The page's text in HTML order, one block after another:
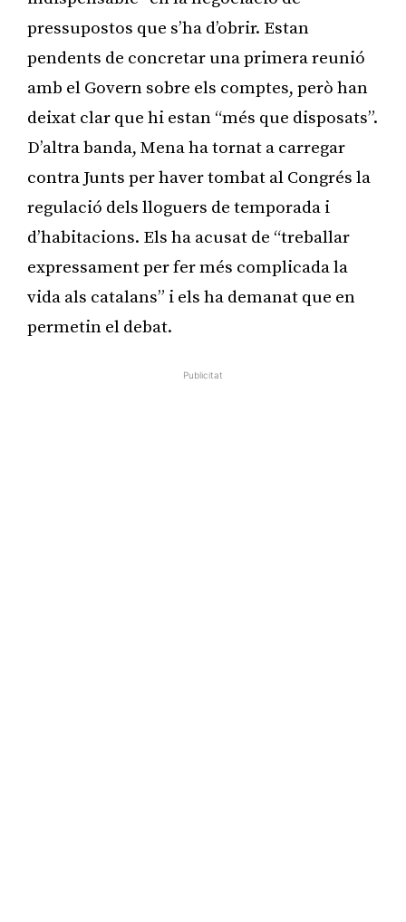
pressupostos que s’ha d’obrir. Estan
pendents de concretar una primera reunió
amb el Govern sobre els comptes, però han
deixat clar que hi estan “més que disposats”.
D’altra banda, Mena ha tornat a carregar
contra Junts per haver tombat al Congrés la
regulació dels lloguers de temporada i
d’habitacions. Els ha acusat de “treballar
expressament per fer més complicada la
vida als catalans” i els ha demanat que en
permetin el debat.
Publicitat